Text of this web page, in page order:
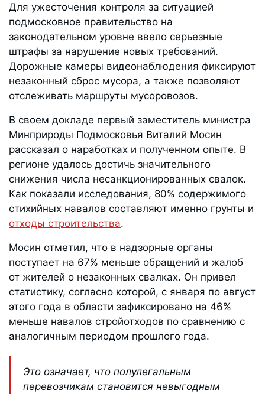
Для ужесточения контроля за ситуацией
подмосковное правительство на
законодательном уровне ввело серьезные
штрафы за нарушение новых требований.
Дорожные камеры видеонаблюдения фиксируют
незаконный сброс мусора, а также позволяют
отслеживать маршруты мусоровозов.
В своем докладе первый заместитель министра
Минприроды Подмосковья Виталий Мосин
рассказал о наработках и полученном опыте. В
регионе удалось достичь значительного
снижения числа несанкционированных свалок.
Как показали исследования, 80% содержимого
стихийных навалов составляют именно грунты и
отходы строительства.
Мосин отметил, что в надзорные органы
поступает на 67% меньше обращений и жалоб
от жителей о незаконных свалках. Он привел
статистику, согласно которой, с января по август
этого года в области зафиксировано на 46%
меньше навалов стройотходов по сравнению с
аналогичным периодом прошлого года.
Это означает, что полулегальным
перевозчикам становится невыгодным